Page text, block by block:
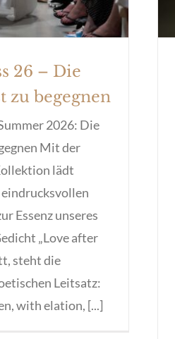
26 – Die
zu begegnen
2026: Die
Mit der
lädt
eindrucksvollen
Essenz unseres
„Love after
steht die
Leitsatz:
with elation, [...]